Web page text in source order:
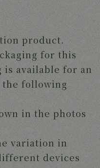
product.
for this
available for an
following
in the photos
variation in
devices